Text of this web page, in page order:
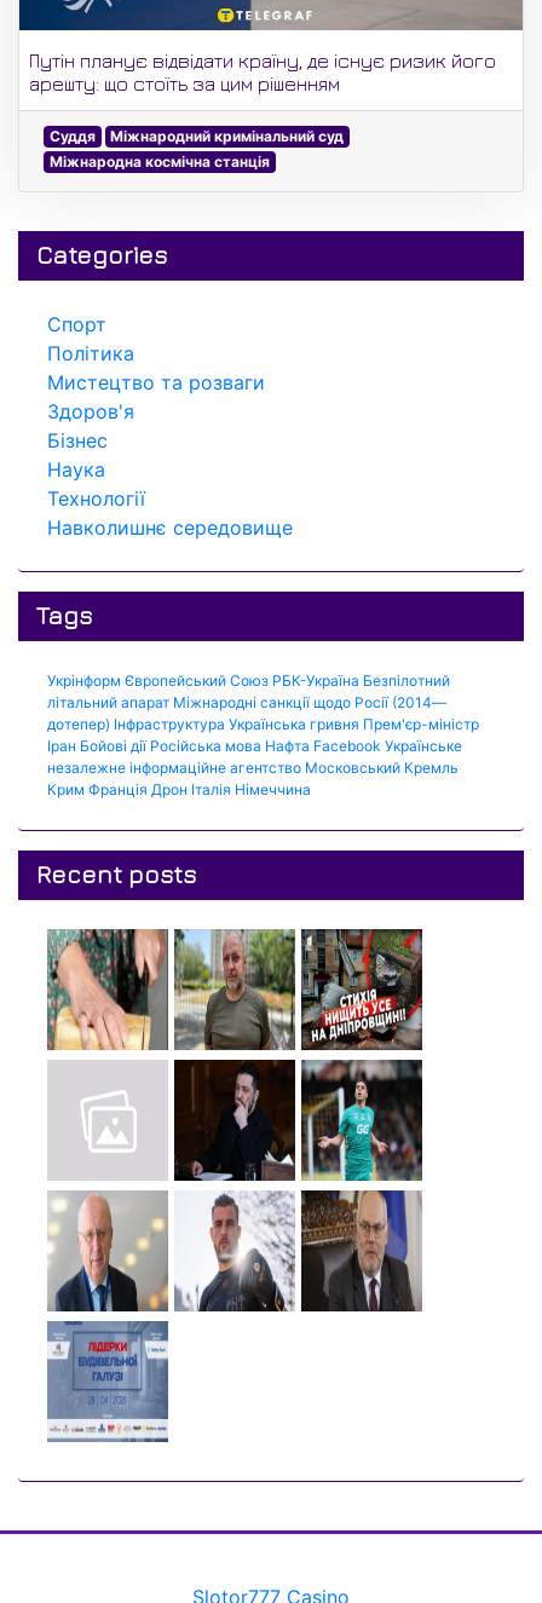
Путін планує відвідати країну, де існує ризик його
арешту: що стоїть за цим рішенням
Суддя
Міжнародний кримінальний суд
Міжнародна космічна станція
Categories
Спорт
Політика
Мистецтво та розваги
Здоров'я
Бізнес
Наука
Технології
Навколишнє середовище
Tags
Укрінформ Європейський Союз РБК-Україна Безпілотний
літальний апарат Міжнародні санкції щодо Росії (2014—
дотепер) Інфраструктура Українська гривня Прем'єр-міністр
Іран Бойові дії Російська мова Нафта Facebook Українське
незалежне інформаційне агентство Московський Кремль
Крим Франція Дрон Італія Німеччина
Recent posts
Slotor777 Casino